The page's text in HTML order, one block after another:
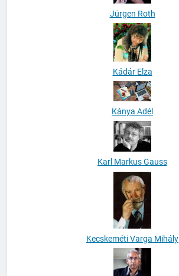
Jürgen Roth
Kádár Elza
Kánya Adél
Karl Markus Gauss
Kecskeméti Varga Mihály